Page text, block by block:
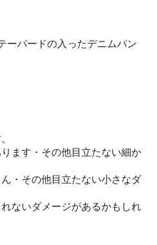
ーパードの入ったデニムパン
ます・その他目立たない細か
・その他目立たない小さなダ
ないダメージがあるかもしれ